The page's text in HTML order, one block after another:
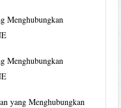
Menghubungkan
Menghubungkan
yang Menghubungkan